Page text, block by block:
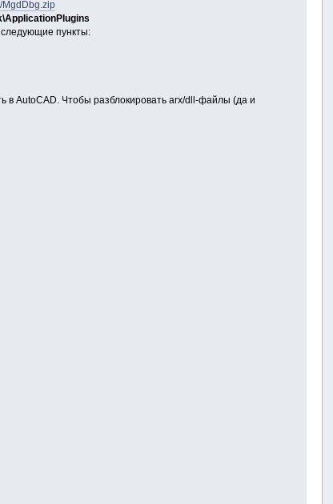
MgdDbg.zip
следующие пункты:
в AutoCAD. Чтобы разблокировать arx/dll-файлы (да и